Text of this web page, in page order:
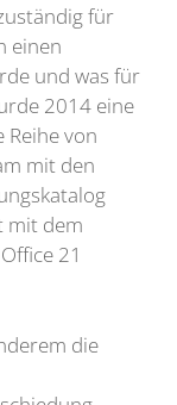
für
einen
und was für
2014 eine
von
mit den
mit dem
21
die